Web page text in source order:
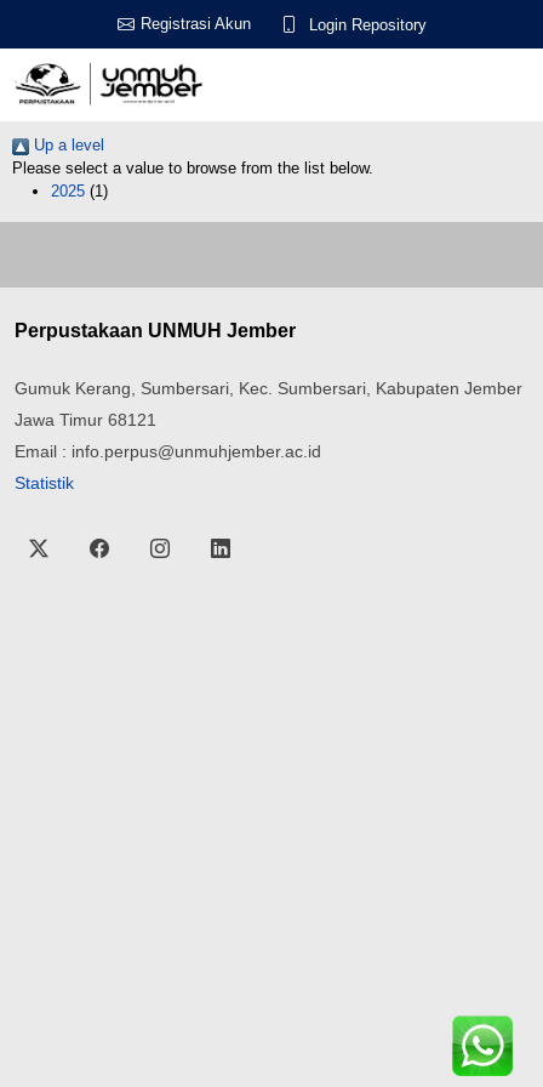
Registrasi Akun Login Repository
Up a level
Please select a value to browse from the list below.
2025 (1)
Perpustakaan UNMUH Jember
Gumuk Kerang, Sumbersari, Kec. Sumbersari, Kabupaten Jember
Jawa Timur 68121
Email : info.perpus@unmuhjember.ac.id
Statistik